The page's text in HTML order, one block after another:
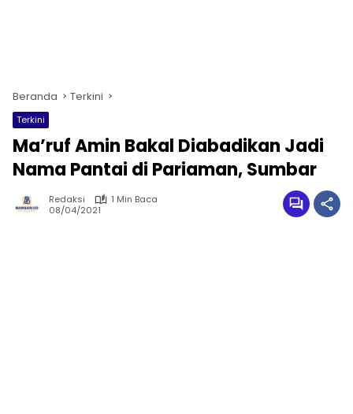
Beranda Terkini
Terkini
Ma’ruf Amin Bakal Diabadikan Jadi
Nama Pantai di Pariaman, Sumbar
Redaksi
1 Min Baca
08/04/2021